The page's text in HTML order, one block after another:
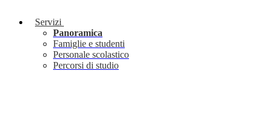
Servizi
Panoramica
Famiglie e studenti
Personale scolastico
Percorsi di studio